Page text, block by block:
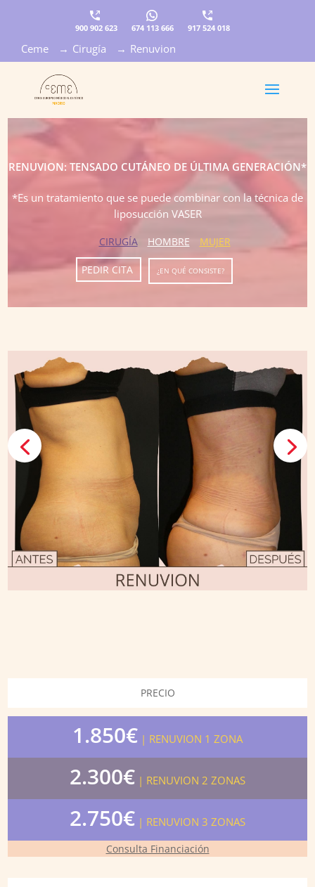
900 902 623 674 113 666 917 524 018
Ceme → Cirugía → Renuvion
RENUVION: TENSADO CUTÁNEO DE ÚLTIMA GENERACIÓN*
*Es un tratamiento que se puede combinar con la técnica de
liposucción VASER
CIRUGÍA HOMBRE MUJER
PEDIR CITA ¿EN QUÉ CONSISTE?
PRECIO
1.850€ | RENUVION 1 ZONA
2.300€ | RENUVION 2 ZONAS
2.750€ | RENUVION 3 ZONAS
Consulta Financiación
×